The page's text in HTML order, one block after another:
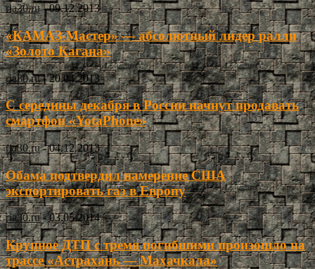
ria30.ru - 09.12.2013
«КАМАЗ-Мастер» — абсолютный лидер ралли
«Золото Кагана»
ria30.ru - 20.04.2013
С середины декабря в России начнут продавать
смартфон «YotaPhone»
ria30.ru - 04.12.2013
Обама подтвердил намерение США
экспортировать газ в Европу
ria30.ru - 03.05.2014
Крупное ДТП с тремя погибшими произошло на
трассе «Астрахань — Махачкала»